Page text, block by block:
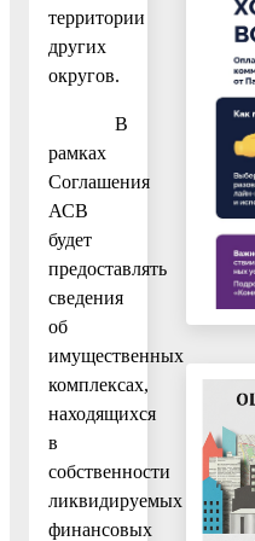
территории
других
округов.
В
рамках
Соглашения
АСВ
будет
предоставлять
сведения
об
имущественных
комплексах,
находящихся
в
собственности
ликвидируемых
финансовых